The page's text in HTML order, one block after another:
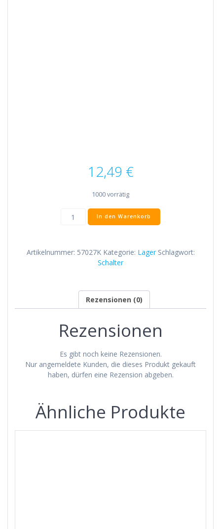
12,49 €
1000 vorrätig
Neubau-
Ausrücklager
In den Warenkorb
Artikelnummer: 57027K Kategorie: Lager Schlagwort:
Schalter
Rezensionen (0)
Rezensionen
Es gibt noch keine Rezensionen.
Nur angemeldete Kunden, die dieses Produkt gekauft
haben, dürfen eine Rezension abgeben.
Ähnliche Produkte